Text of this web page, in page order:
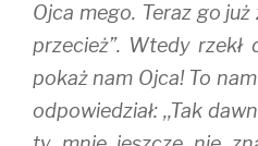
Ojca mego. Teraz go
przecież”. Wtedy rzekł
pokaż nam Ojca! To
odpowiedział: ,,Tak